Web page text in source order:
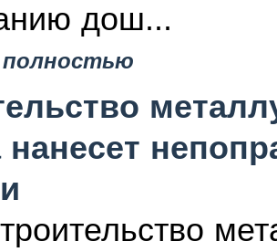
дош...
нанесет